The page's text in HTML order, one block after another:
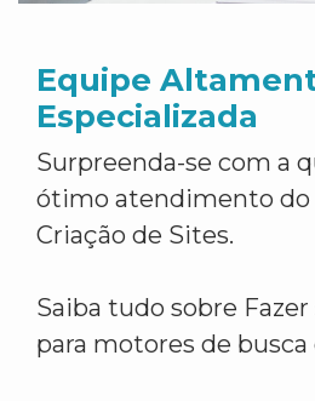
Equipe
Especializada
Surpreenda-se com a
ótimo atendimento do
Criação de Sites.
Saiba tudo sobre
para motores de busca